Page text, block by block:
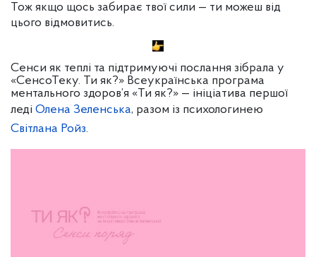
Тож якщо щось забирає твої сили — ти можеш від
цього відмовитись.
Сенси як теплі та підтримуючі послання зібрала у
«СенсоТеку. Ти як?» Всеукраїнська програма
ментального здоров’я «Ти як?» — ініціатива першої
леді Олена Зеленська, разом із психологинею
Світлана Ройз.